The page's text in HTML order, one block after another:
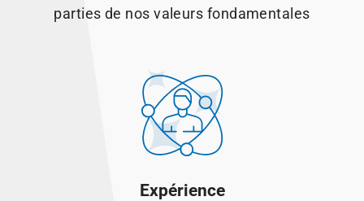
parties de nos valeurs fondamentales
Expérience